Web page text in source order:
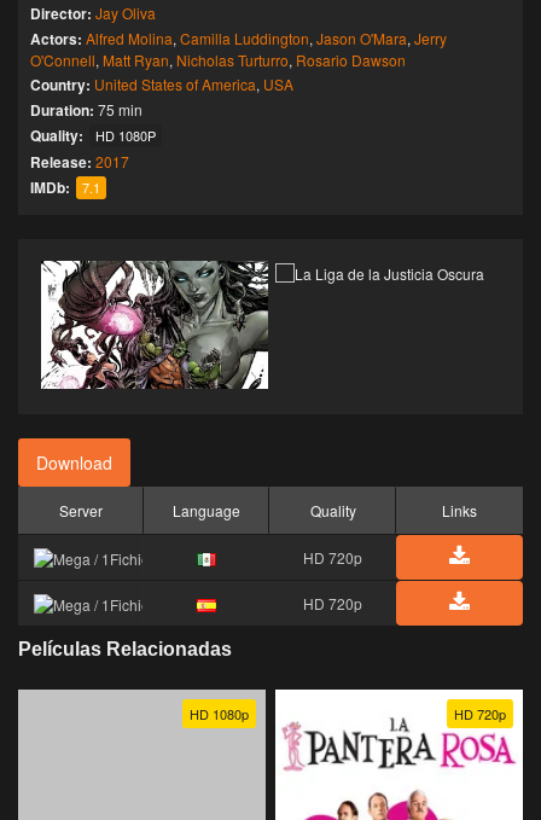
Director: Jay Oliva
Actors: Alfred Molina, Camilla Luddington, Jason O'Mara, Jerry
O'Connell, Matt Ryan, Nicholas Turturro, Rosario Dawson
Country: United States of America, USA
Duration: 75 min
Quality: HD 1080P
Release: 2017
IMDb: 7.1
Download
Server Language Quality Links
HD 720p
HD 720p
Películas Relacionadas
HD 1080p HD 720p